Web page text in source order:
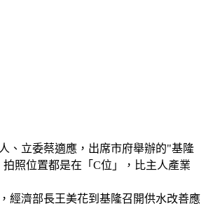
照位置都是在「C位」，比主人產業
經濟部長王美花到基隆召開供水改善應
站在旁邊，挾帶執政優勢，身影處處可